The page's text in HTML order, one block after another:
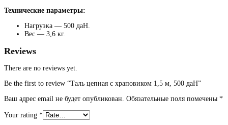
Технические параметры:
Нагрузка — 500 даН.
Вес — 3,6 кг.
Reviews
There are no reviews yet.
Be the first to review “Таль цепная с храповиком 1,5 м, 500 даН”
Ваш адрес email не будет опубликован. Обязательные поля помечены *
Your rating *